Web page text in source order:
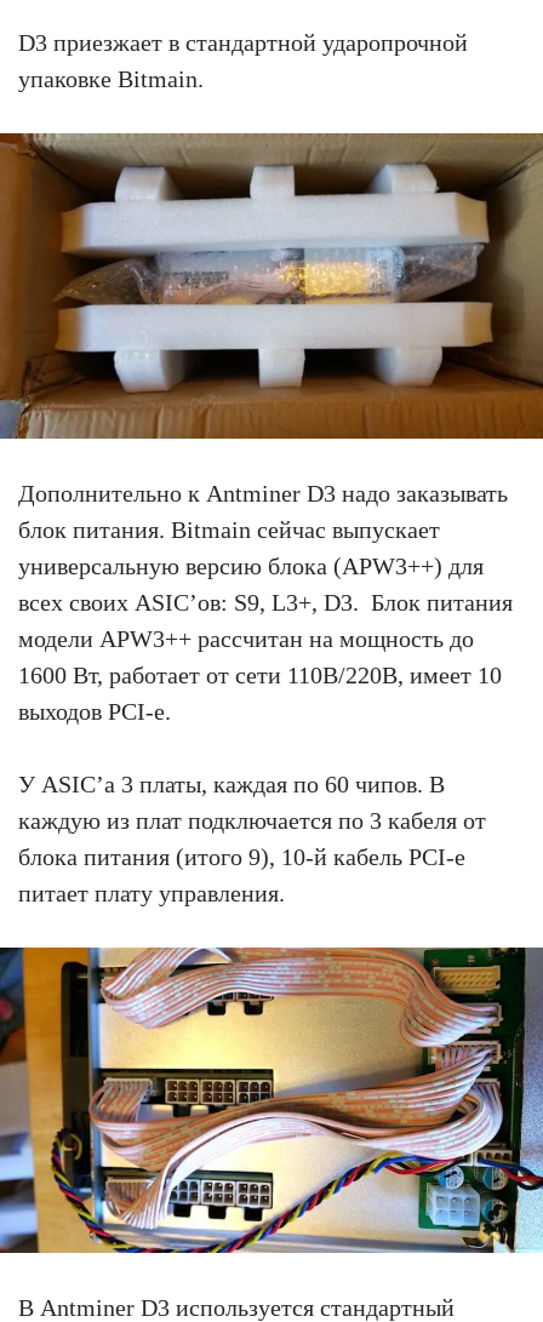
D3 приезжает в стандартной ударопрочной
упаковке Bitmain.
Дополнительно к Antminer D3 надо заказывать
блок питания. Bitmain сейчас выпускает
универсальную версию блока (APW3++) для
всех своих ASIC’ов: S9, L3+, D3. Блок питания
модели APW3++ рассчитан на мощность до
1600 Вт, работает от сети 110В/220В, имеет 10
выходов PCI-e.
У ASIC’а 3 платы, каждая по 60 чипов. В
каждую из плат подключается по 3 кабеля от
блока питания (итого 9), 10-й кабель PCI-e
питает плату управления.
В Antminer D3 используется стандартный